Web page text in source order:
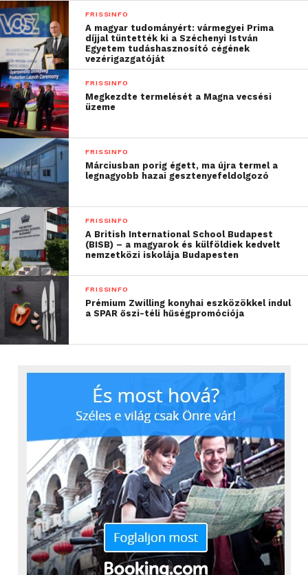
FRISSINFO
A magyar tudományért: vármegyei Prima
díjjal tüntették ki a Széchenyi István
Egyetem tudáshasznosító cégének
vezérigazgatóját
FRISSINFO
Megkezdte termelését a Magna vecsési
üzeme
FRISSINFO
Márciusban porig égett, ma újra termel a
legnagyobb hazai gesztenyefeldolgozó
FRISSINFO
A British International School Budapest
(BISB) – a magyarok és külföldiek kedvelt
nemzetközi iskolája Budapesten
FRISSINFO
Prémium Zwilling konyhai eszközökkel indul
a SPAR őszi-téli hűségpromóciója